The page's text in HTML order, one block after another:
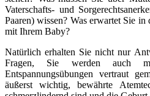
Vaterschafts- und
Paaren) wissen? Was erwartet Sie in
mit Ihrem Baby?
Natürlich erhalten Sie nicht nur
Fragen, Sie werden auch
Entspannungsübungen vertraut
äußerst wichtig, bewährte